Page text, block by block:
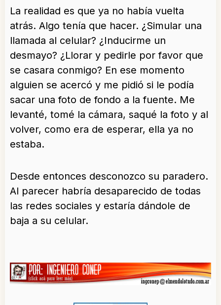
La realidad es que ya no había vuelta
atrás. Algo tenía que hacer. ¿Simular una
llamada al celular? ¿Inducirme un
desmayo? ¿Llorar y pedirle por favor que
se casara conmigo? En ese momento
alguien se acercó y me pidió si le podía
sacar una foto de fondo a la fuente. Me
levanté, tomé la cámara, saqué la foto y al
volver, como era de esperar, ella ya no
estaba.
Desde entonces desconozco su paradero.
Al parecer habría desaparecido de todas
las redes sociales y estaría dándole de
baja a su celular.